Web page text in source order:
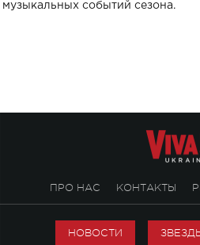
музыкальных событий сезона.
ПРО НАС КОНТАКТЫ
НОВОСТИ